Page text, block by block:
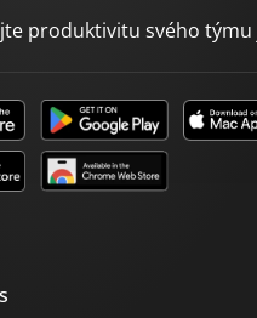
produktivitu svého týmu